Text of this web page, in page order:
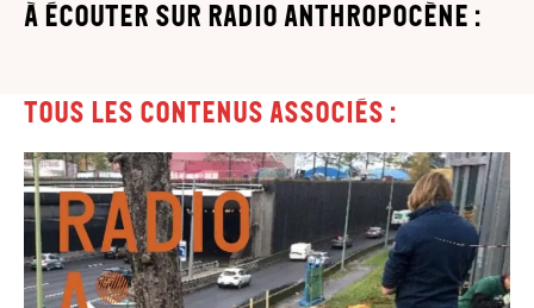
à écouter sur Radio Anthropocène :
Tous les contenus associés :